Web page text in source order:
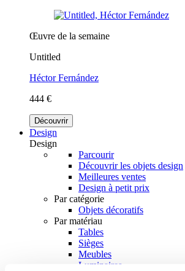
Œuvre de la semaine
Untitled
Héctor Fernández
444 €
Découvrir
Design
Design
Parcourir
Découvrir les objets design
Meilleures ventes
Design à petit prix
Par catégorie
Objets décoratifs
Par matériau
Tables
Sièges
Meubles
Luminaires